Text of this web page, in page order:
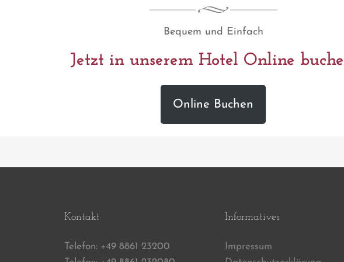
Bequem und Einfach
Jetzt in unserem Hotel Online
Online Buchen
Kontakt
Telefon: +49 8861 23200
Informatives
Impressum